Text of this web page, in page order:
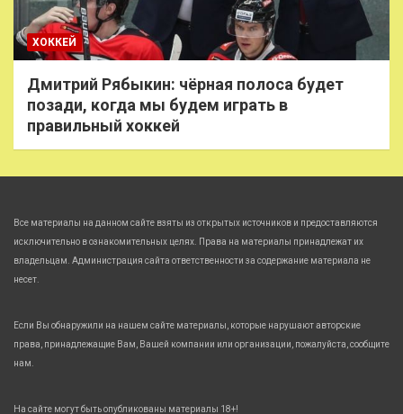
ХОККЕЙ
Дмитрий Рябыкин: чёрная полоса будет
позади, когда мы будем играть в
правильный хоккей
Все материалы на данном сайте взяты из открытых источников и предоставляются
исключительно в ознакомительных целях. Права на материалы принадлежат их
владельцам. Администрация сайта ответственности за содержание материала не
несет.
Если Вы обнаружили на нашем сайте материалы, которые нарушают авторские
права, принадлежащие Вам, Вашей компании или организации, пожалуйста, сообщите
нам.
На сайте могут быть опубликованы материалы 18+!